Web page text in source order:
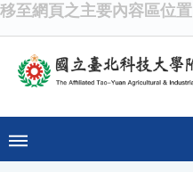
移至網頁之主要內容區位置